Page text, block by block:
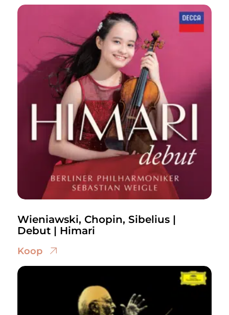
Wieniawski, Chopin, Sibelius |
Debut | Himari
Koop